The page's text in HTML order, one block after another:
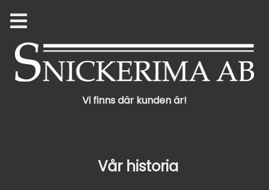
Vi finns där kunden är!
Vår historia